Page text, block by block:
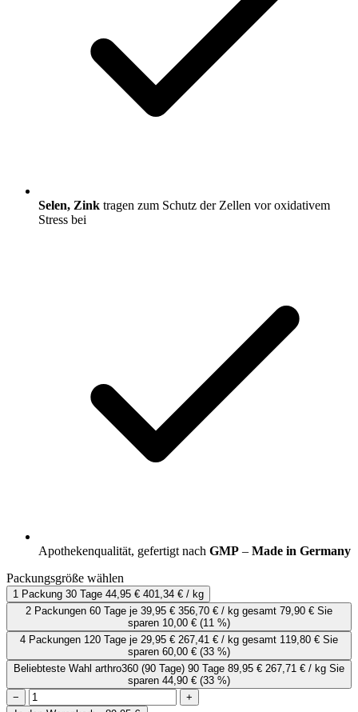
Selen, Zink tragen zum Schutz der Zellen vor oxidativem
Stress bei
Apothekenqualität, gefertigt nach GMP – Made in Germany
Packungsgröße wählen
1 Packung 30 Tage 44,95 € 401,34 € / kg
2 Packungen 60 Tage je 39,95 € 356,70 € / kg gesamt 79,90 € Sie
sparen 10,00 € (11 %)
4 Packungen 120 Tage je 29,95 € 267,41 € / kg gesamt 119,80 € Sie
sparen 60,00 € (33 %)
Beliebteste Wahl arthro360 (90 Tage) 90 Tage 89,95 € 267,71 € / kg Sie
sparen 44,90 € (33 %)
−
+